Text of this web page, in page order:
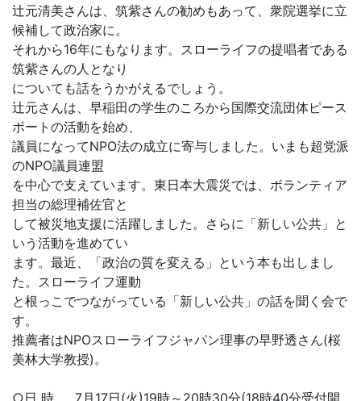
辻元清美さんは、筑紫さんの勧めもあって、衆院選挙に立
候補して政治家に。
それから16年にもなります。スローライフの提唱者である
筑紫さんの人となり
についても話をうかがえるでしょう。
辻元さんは、早稲田の学生のころから国際交流団体ピース
ボートの活動を始め、
議員になってNPO法の成立に寄与しました。いまも超党派
のNPO議員連盟
を中心で支えています。東日本大震災では、ボランティア
担当の総理補佐官と
して被災地支援に活躍しました。さらに「新しい公共」と
いう活動を進めてい
ます。最近、「政治の質を変える」という本も出しまし
た。スローライフ運動
と根っこでつながっている「新しい公共」の話を聞く会で
す。
推薦者はNPOスローライフジャパン理事の早野透さん(桜
美林大学教授)。
○日 時……7月17日(火)19時～20時30分(18時40分受付開